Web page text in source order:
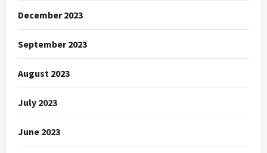
December 2023
September 2023
August 2023
July 2023
June 2023